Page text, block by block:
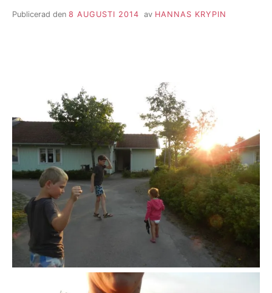
Publicerad den 8 AUGUSTI 2014 av HANNAS KRYPIN